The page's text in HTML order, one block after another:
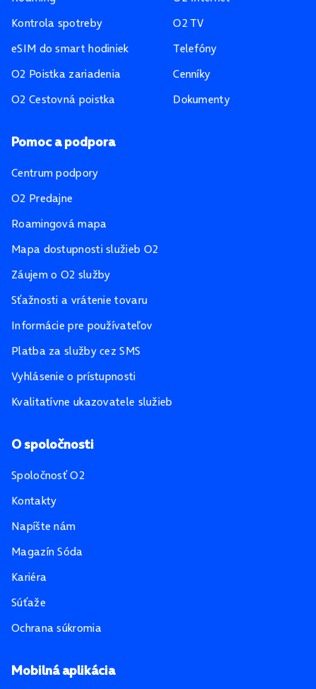
Mobilná aplikácia
Kontrola spotreby
eSIM do smart hodiniek
O2 Poistka zariadenia
O2 Cestovná poistka
O2 TV
Telefóny
Cenníky
Dokumenty
Pomoc a podpora
Centrum podpory
O2 Predajne
Roamingová mapa
Mapa dostupnosti služieb O2
Záujem o O2 služby
Sťažnosti a vrátenie tovaru
Informácie pre používateľov
Platba za služby cez SMS
Vyhlásenie o prístupnosti
Kvalitatívne ukazovatele služieb
O spoločnosti
Spoločnosť O2
Kontakty
Napíšte nám
Magazín Sóda
Kariéra
Súťaže
Ochrana súkromia